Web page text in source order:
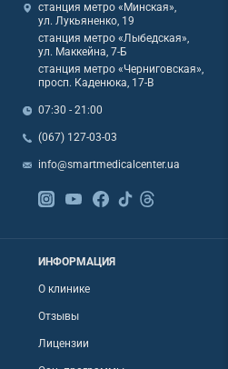
станция метро «Минская»,
ул. Лукьяненко, 19
станция метро «Лыбедская»,
ул. Маккейна, 7-Б
станция метро «Черниговская»,
просп. Каденюка, 17-В
07:30 - 21:00
(067) 127-03-03
info@smartmedicalcenter.ua
ИНФОРМАЦИЯ
О клинике
Отзывы
Лицензии